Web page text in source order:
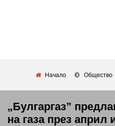
Начало Общество
„Булгаргаз”
на газа през април